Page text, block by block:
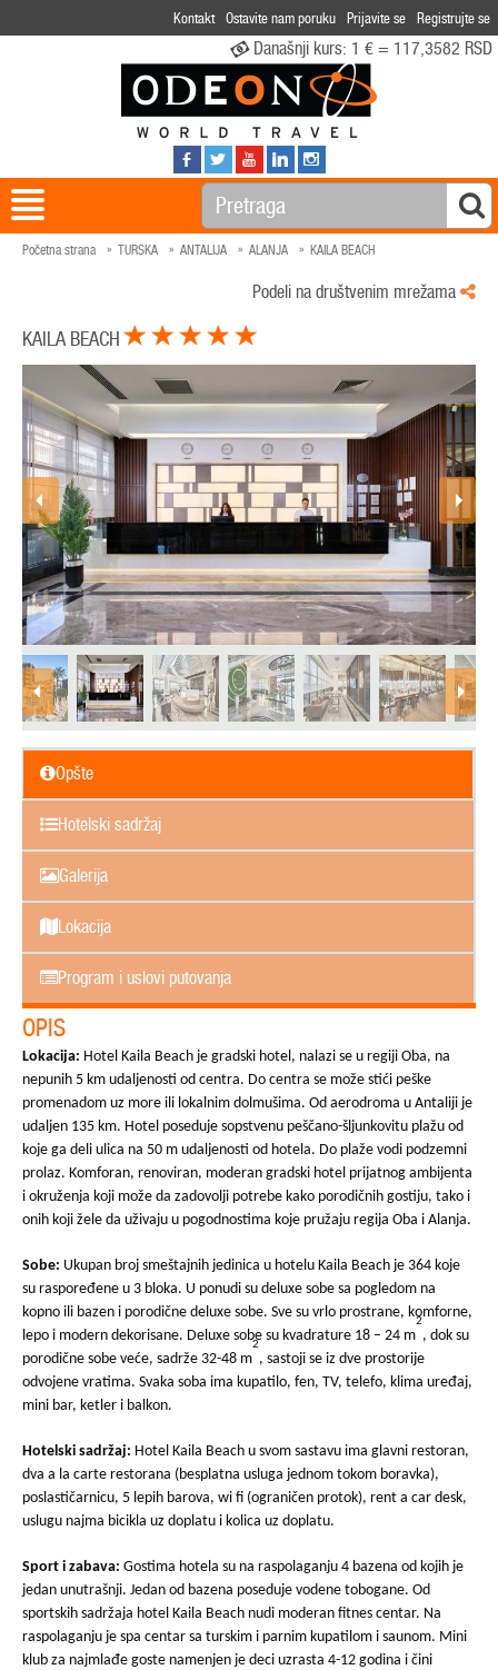
Kontakt Ostavite nam poruku Prijavite se Registrujte se
Današnji kurs: 1 € = 117,3582 RSD
Početna strana TURSKA ANTALIJA ALANJA KAILA BEACH
Podeli na društvenim mrežama
KAILA BEACH
Opšte
Hotelski sadržaj
Galerija
Lokacija
Program i uslovi putovanja
OPIS
Lokacija: Hotel Kaila Beach je gradski hotel, nalazi se u regiji Oba, na
nepunih 5 km udaljenosti od centra. Do centra se može stići peške
promenadom uz more ili lokalnim dolmušima. Od aerodroma u Antaliji je
udaljen 135 km. Hotel poseduje sopstvenu peščano-šljunkovitu plažu od
koje ga deli ulica na 50 m udaljenosti od hotela. Do plaže vodi podzemni
prolaz. Komforan, renoviran, moderan gradski hotel prijatnog ambijenta
i okruženja koji može da zadovolji potrebe kako porodičnih gostiju, tako i
onih koji žele da uživaju u pogodnostima koje pružaju regija Oba i Alanja.
Sobe: Ukupan broj smeštajnih jedinica u hotelu Kaila Beach je 364 koje
su raspoređene u 3 bloka. U ponudi su deluxe sobe sa pogledom na
kopno ili bazen i porodične deluxe sobe. Sve su vrlo prostrane, komforne,
lepo i modern dekorisane. Deluxe sobe su kvadrature 18 – 24 m
2
, dok su
porodične sobe veće, sadrže 32-48 m
2
, sastoji se iz dve prostorije
odvojene vratima. Svaka soba ima kupatilo, fen, TV, telefo, klima uređaj,
mini bar, ketler i balkon.
Hotelski sadržaj: Hotel Kaila Beach u svom sastavu ima glavni restoran,
dva a la carte restorana (besplatna usluga jednom tokom boravka),
poslastičarnicu, 5 lepih barova, wi fi (ograničen protok), rent a car desk,
uslugu najma bicikla uz doplatu i kolica uz doplatu.
Sport i zabava: Gostima hotela su na raspolaganju 4 bazena od kojih je
jedan unutrašnji. Jedan od bazena poseduje vodene tobogane. Od
sportskih sadržaja hotel Kaila Beach nudi moderan fitnes centar. Na
raspolaganju je spa centar sa turskim i parnim kupatilom i saunom. Mini
klub za najmlađe goste namenjen je deci uzrasta 4-12 godina i čini